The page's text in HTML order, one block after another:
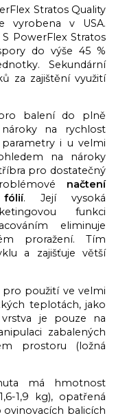
Stratos Quality
vyrobena v USA.
PowerFlex Stratos
do výše 45 %
Sekundární
za zajištění využití
balení do plně
na rychlost
i u velmi
na nároky
pro dostatečný
načtení
. Její vysoká
funkci
eliminuje
proražení. Tím
a zajišťuje větší
použití ve velmi
teplotách, jako
je pouze na
zabalených
prostoru (ložná
má hmotnost
1,9 kg), opatřená
ovinovacích balicích